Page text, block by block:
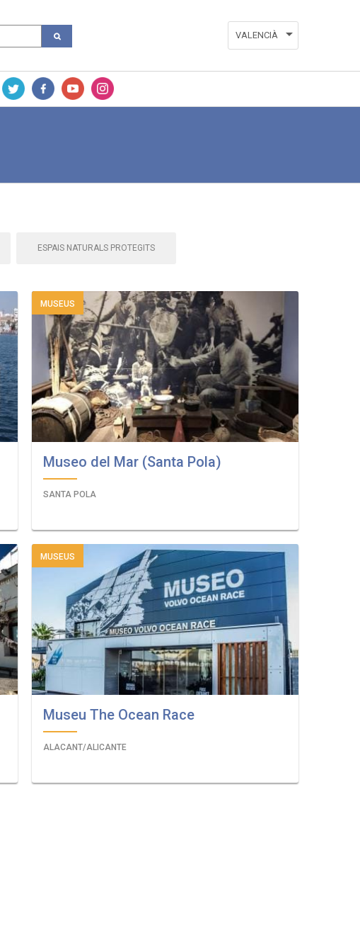
VALENCIÀ
ESPAIS NATURALS PROTEGITS
MUSEUS
Museo del Mar (Santa Pola)
SANTA POLA
MUSEUS
Museu The Ocean Race
ALACANT/ALICANTE